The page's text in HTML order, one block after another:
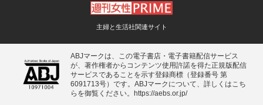
主婦と生活社関連サイト
ABJマークは、この電子書店・電子書籍配信サービス
が、著作権者からコンテンツ使用許諾を得た正規版配信
サービスであることを示す登録商標（登録番号 第
6091713号）です。ABJマークについて、詳しくはこち
らを御覧ください。 https://aebs.or.jp/